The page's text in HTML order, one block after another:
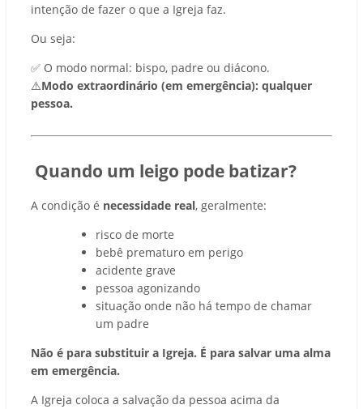
intenção de fazer o que a Igreja faz.
Ou seja:
✅ O modo normal: bispo, padre ou diácono.
⚠️Modo extraordinário (em emergência): qualquer
pessoa.
Quando um leigo pode batizar?
A condição é necessidade real, geralmente:
risco de morte
bebê prematuro em perigo
acidente grave
pessoa agonizando
situação onde não há tempo de chamar
um padre
Não é para substituir a Igreja. É para salvar uma alma
em emergência.
A Igreja coloca a salvação da pessoa acima da